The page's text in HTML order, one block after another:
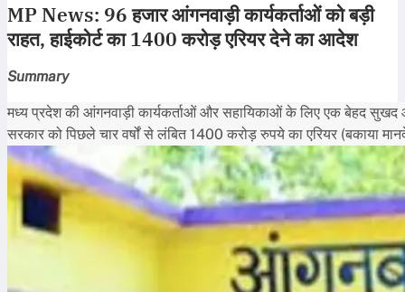
MP News: 96 हजार आंगनवाड़ी कार्यकर्ताओं को बड़ी
राहत, हाईकोर्ट का 1400 करोड़ एरियर देने का आदेश
Summary
मध्य प्रदेश की आंगनवाड़ी कार्यकर्ताओं और सहायिकाओं के लिए एक बेहद सुखद
सरकार को पिछले चार वर्षों से लंबित 1400 करोड़ रुपये का एरियर (बकाया